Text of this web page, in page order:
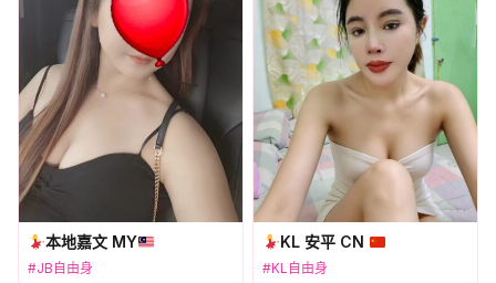
本地嘉文 MY
#JB自由身
KL 安平 CN
#KL自由身